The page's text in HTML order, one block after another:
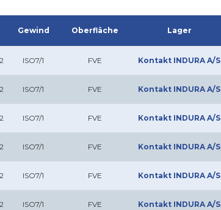
Gewind Oberfläche Lager
ISO7/1 FVE Kontakt INDURA A/S
ISO7/1 FVE Kontakt INDURA A/S
ISO7/1 FVE Kontakt INDURA A/S
ISO7/1 FVE Kontakt INDURA A/S
ISO7/1 FVE Kontakt INDURA A/S
ISO7/1 FVE Kontakt INDURA A/S